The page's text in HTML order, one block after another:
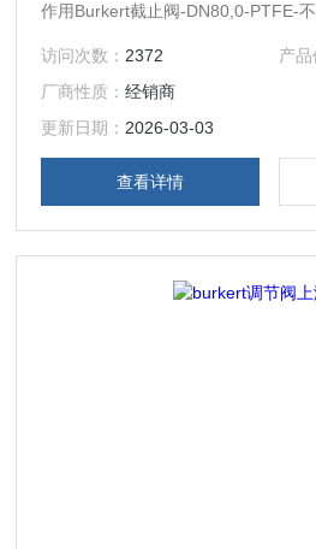
作用Burkert截止阀-DN80,0-PTFE-
部控制的宝德直座阀，由一个气动的
二通宝德直座阀体构成。执行机构以
的 PPS 材料制成。可靠的、能够自
封性。在这种免维
访问次数： 2372 产品
厂商性质：经销商
更新日期： 2026-03-03
查看详情